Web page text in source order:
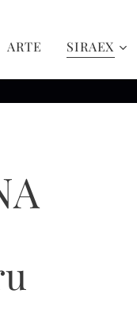
ARTE SIRAEX